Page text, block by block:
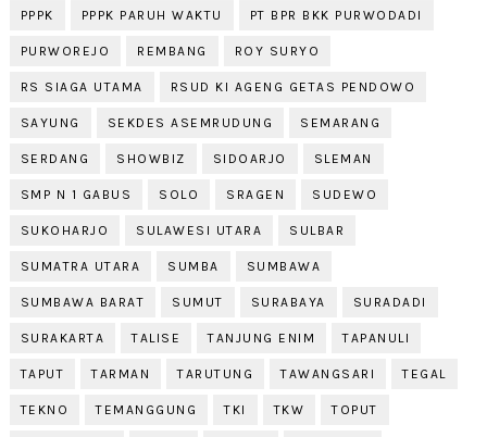
PPPK PPPK PARUH WAKTU PT BPR BKK PURWODADI
PURWOREJO REMBANG ROY SURYO
RS SIAGA UTAMA RSUD KI AGENG GETAS PENDOWO
SAYUNG SEKDES ASEMRUDUNG SEMARANG
SERDANG SHOWBIZ SIDOARJO SLEMAN
SMP N 1 GABUS SOLO SRAGEN SUDEWO
SUKOHARJO SULAWESI UTARA SULBAR
SUMATRA UTARA SUMBA SUMBAWA
SUMBAWA BARAT SUMUT SURABAYA SURADADI
SURAKARTA TALISE TANJUNG ENIM TAPANULI
TAPUT TARMAN TARUTUNG TAWANGSARI TEGAL
TEKNO TEMANGGUNG TKI TKW TOPUT